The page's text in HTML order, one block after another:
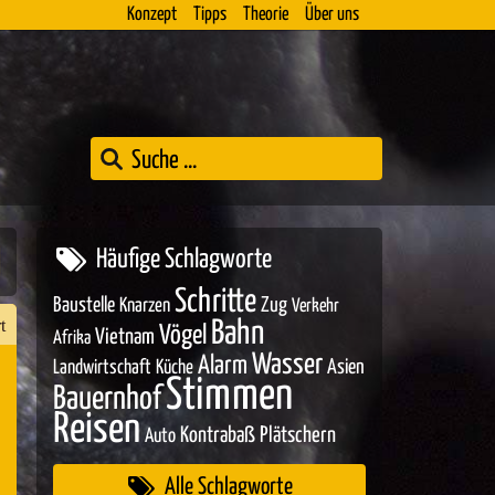
Konzept Tipps Theorie Über uns
Häufige Schlagworte
Baustelle Knarzen Schritte Zug Verkehr
Afrika Vietnam Vögel Bahn
Landwirtschaft Küche Alarm Wasser Asien
BauernhofStimmen
Reisen Auto Kontrabaß Plätschern
Alle Schlagworte